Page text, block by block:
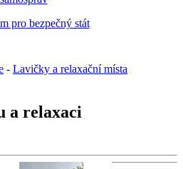
- Lavičky a relaxační místa
a relaxaci